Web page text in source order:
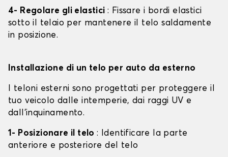
4- Regolare gli elastici : Fissare i bordi elastici
sotto il telaio per mantenere il telo saldamente
in posizione.
Installazione di un telo per auto da esterno
I teloni esterni sono progettati per proteggere il
tuo veicolo dalle intemperie, dai raggi UV e
dall'inquinamento.
1- Posizionare il telo: Identificare la parte
anteriore e posteriore del telo